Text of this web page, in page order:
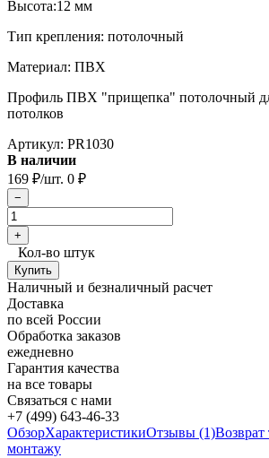
Высота:12 мм
Тип крепления: потолочный
Материал: ПВХ
Профиль ПВХ "прищепка" потолочный
потолков
Артикул: PR1030
В наличии
169 ₽/шт. 0 ₽
Кол-во штук
Наличный и безналичный расчет
Доставка
по всей России
Обработка заказов
ежедневно
Гарантия качества
на все товары
Связаться с нами
+7 (499) 643-46-33
ОбзорХарактеристикиОтзывы (1)Возврат
монтажу